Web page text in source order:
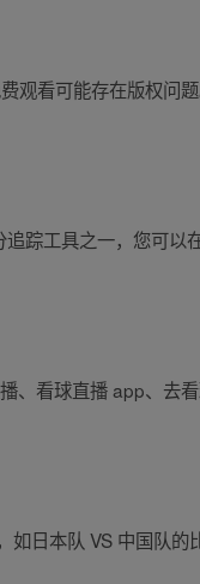
观看可能存在版权问
踪工具之一，您可以
、看球直播 app、去
日本队 VS 中国队